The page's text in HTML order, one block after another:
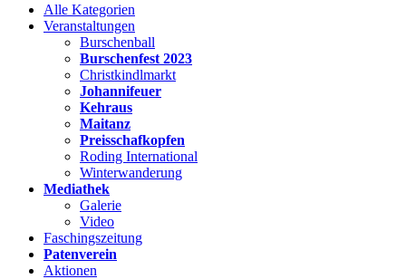
Alle Kategorien
Veranstaltungen
Burschenball
Burschenfest 2023
Christkindlmarkt
Johannifeuer
Kehraus
Maitanz
Preisschafkopfen
Roding International
Winterwanderung
Mediathek
Galerie
Video
Faschingszeitung
Patenverein
Aktionen